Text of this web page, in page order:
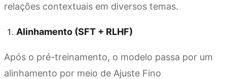
relações contextuais em diversos temas.
Alinhamento (SFT + RLHF)
Após o pré-treinamento, o modelo passa por um
alinhamento por meio de Ajuste Fino